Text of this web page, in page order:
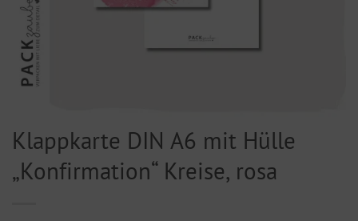
Klappkarte DIN A6 mit Hülle
„Konfirmation“ Kreise, rosa